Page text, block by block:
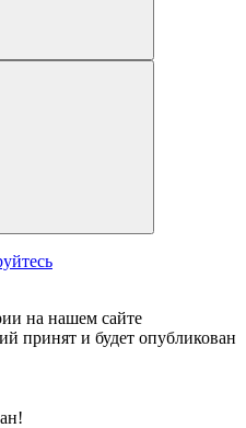
на нашем сайте
принят и будет опубликован